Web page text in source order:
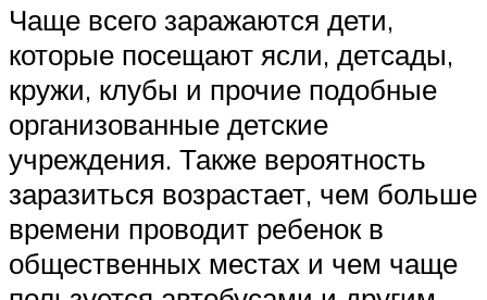
Чаще всего заражаются дети,
которые посещают ясли, детсады,
кружи, клубы и прочие подобные
организованные детские
учреждения. Также вероятность
заразиться возрастает, чем больше
времени проводит ребенок в
общественных местах и чем чаще